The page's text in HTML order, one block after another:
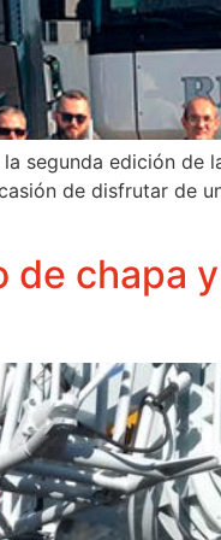
segunda edición de
de disfrutar de
chapa